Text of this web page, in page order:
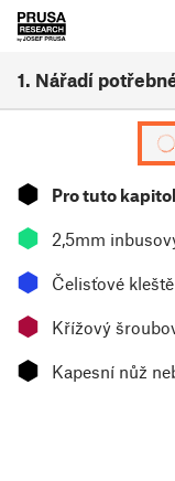
1. Nářadí
⬢ Pro tuto
⬢ 2,5mm
⬢ Čelisťové kleště
⬢ Křížový
⬢ Kapesní nůž